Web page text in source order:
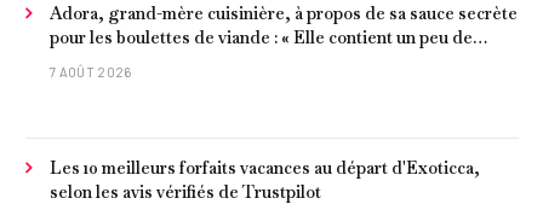
Adora, grand-mère cuisinière, à propos de sa sauce secrète
pour les boulettes de viande : « Elle contient un peu de
curcuma, du poivre, une poignée d'amandes et des tomates
7 AOÛT 2026
Les 10 meilleurs forfaits vacances au départ d'Exoticca,
selon les avis vérifiés de Trustpilot